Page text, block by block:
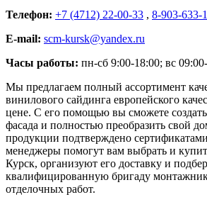
Телефон: +7 (4712) 22-00-33 , 8-903-633-
E-mail: scm-kursk@yandex.ru
Часы работы: пн-сб 9:00-18:00; вс
Мы предлагаем полный ассортимент
винилового сайдинга европейского
цене. С его помощью вы сможете
фасада и полностью преобразить свой
продукции подтверждено
менеджеры помогут вам выбрать и
Курск, организуют его доставку и
квалифицированную бригаду
отделочных работ.